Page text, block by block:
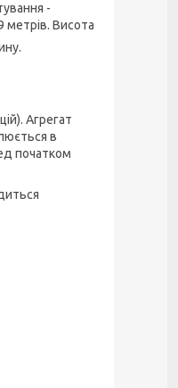
-
метрів. Висота
Агрегат
в
початком